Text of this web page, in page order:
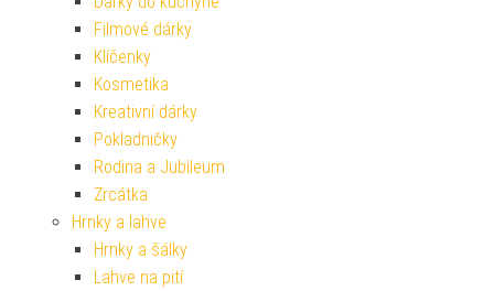
Filmové dárky
Klíčenky
Kosmetika
Kreativní dárky
Pokladničky
Rodina a Jubileum
Zrcátka
Hrnky a lahve
Hrnky a šálky
Lahve na pití